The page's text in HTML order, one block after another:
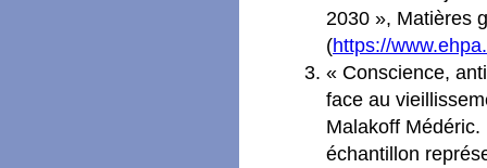
2030 », Matières
(https://
« Conscience,
face au
Malakoff
échantillon